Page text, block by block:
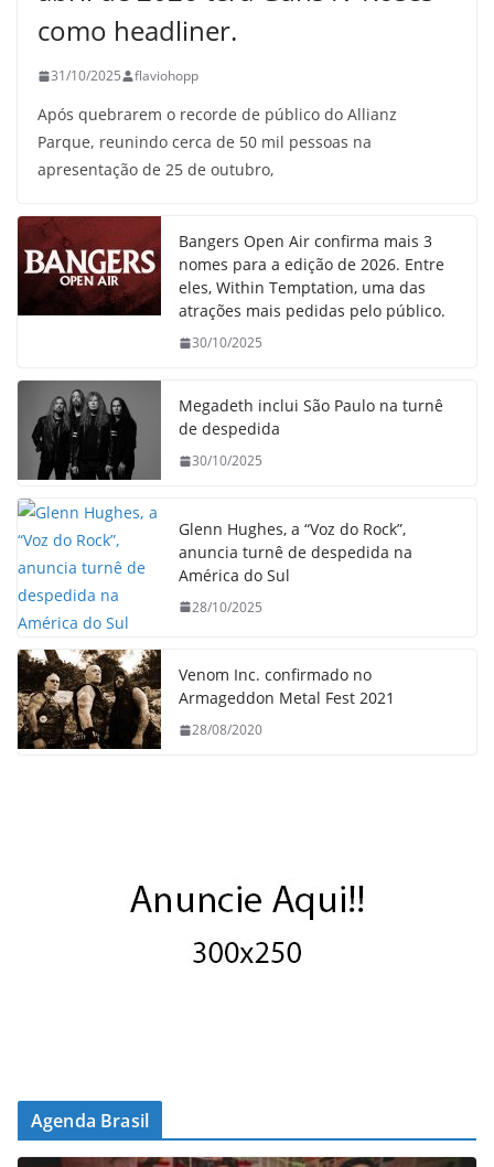
como headliner.
31/10/2025 flaviohopp
Após quebrarem o recorde de público do Allianz
Parque, reunindo cerca de 50 mil pessoas na
apresentação de 25 de outubro,
Bangers Open Air confirma mais 3
nomes para a edição de 2026. Entre
eles, Within Temptation, uma das
atrações mais pedidas pelo público.
30/10/2025
Megadeth inclui São Paulo na turnê
de despedida
30/10/2025
Glenn Hughes, a “Voz do Rock”,
anuncia turnê de despedida na
América do Sul
28/10/2025
Venom Inc. confirmado no
Armageddon Metal Fest 2021
28/08/2020
Agenda Brasil